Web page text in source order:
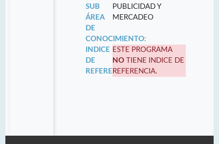
SUB
ÁREA
DE
CONOCIMIENTO:
PUBLICIDAD Y
MERCADEO
INDICE
DE
REFERENCIA:
ESTE PROGRAMA
NO TIENE INDICE DE
REFERENCIA.